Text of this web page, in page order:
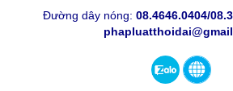
Đường dây nóng: 08.4646.0404/